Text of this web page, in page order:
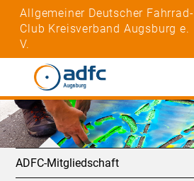
Allgemeiner Deutscher Fahrrad-
Club Kreisverband Augsburg e.
V.
ADFC-Mitgliedschaft